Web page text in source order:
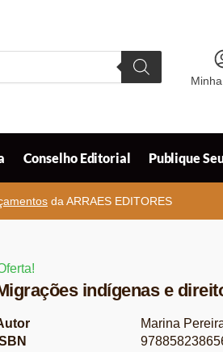
Conselho Editorial Publique
da ARRAES EDITORES
indígenas e
Marina